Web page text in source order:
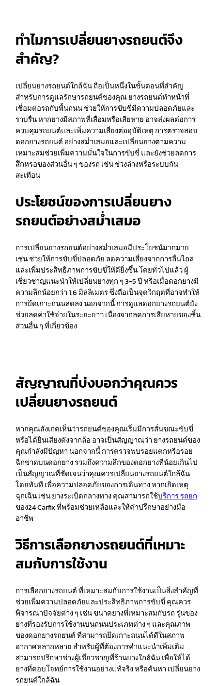
ทำไมการเปลี่ยนยางรถยนต์จึง
สำคัญ?
เปลี่ยนยางรถยนต์ใกล้ฉัน ถือเป็นหนึ่งในขั้นตอนที่สำคัญ
สำหรับการดูแลรักษารถยนต์ของคุณ ยางรถยนต์ทำหน้าที่
เชื่อมต่อรถกับพื้นถนน ช่วยให้การขับขี่มีความปลอดภัยและ
ราบรื่น หากยางมีสภาพที่เสื่อมหรือเสียหาย อาจส่งผลต่อการ
ควบคุมรถยนต์และเพิ่มความเสี่ยงต่ออุบัติเหตุ การตรวจสอบ
ดอกยางรถยนต์ อย่างสม่ำเสมอและเปลี่ยนยางตามความ
เหมาะสมช่วยเพิ่มความมั่นใจในการขับขี่ และยังช่วยลดการ
สึกหรอของส่วนอื่น ๆ ของรถ เช่น ช่วงล่างหรือระบบกัน
สะเทือน
ประโยชน์ของการเปลี่ยนยาง
รถยนต์อย่างสม่ำเสมอ
การเปลี่ยนยางรถยนต์อย่างสม่ำเสมอมีประโยชน์มากมาย
เช่น ช่วยให้การขับขี่ปลอดภัย ลดความเสี่ยงจากการลื่นไถล
และเพิ่มประสิทธิภาพการขับขี่ให้ดียิ่งขึ้น โดยทั่วไปแล้ว ผู้
เชี่ยวชาญแนะนำให้เปลี่ยนยางทุก ๆ 3-5 ปี หรือเมื่อดอกยางมี
ความลึกน้อยกว่า 1.6 มิลลิเมตร ซึ่งถือเป็นจุดวิกฤตที่อาจทำให้
การยึดเกาะถนนลดลง นอกจากนี้ การดูแลดอกยางรถยนต์ยัง
ช่วยลดค่าใช้จ่ายในระยะยาว เนื่องจากลดการเสียหายของชิ้น
ส่วนอื่น ๆ ที่เกี่ยวข้อง
สัญญาณที่บ่งบอกว่าคุณควร
เปลี่ยนยางรถยนต์
หากคุณสังเกตเห็นว่ารถยนต์ของคุณเริ่มมีการสั่นขณะขับขี่
หรือได้ยินเสียงดังจากล้อ อาจเป็นสัญญาณว่า ยางรถยนต์ของ
คุณกำลังมีปัญหา นอกจากนี้ การตรวจพบรอยแตกหรือรอย
ฉีกขาดบนดอกยาง รวมถึงความลึกของดอกยางที่น้อยเกินไป
เป็นสัญญาณที่ชัดเจนว่าคุณควรเปลี่ยนยางรถยนต์ใกล้ฉัน
โดยทันที เพื่อความปลอดภัยของการเดินทาง หากเกิดเหตุ
ฉุกเฉิน เช่น ยางระเบิดกลางทาง คุณสามารถใช้บริการ รถยก
ของ24 Carfix ที่พร้อมช่วยเหลือและให้คำปรึกษาอย่างมือ
อาชีพ
วิธีการเลือกยางรถยนต์ที่เหมาะ
สมกับการใช้งาน
การเลือกยางรถยนต์ ที่เหมาะสมกับการใช้งานเป็นสิ่งสำคัญที่
ช่วยเพิ่มความปลอดภัยและประสิทธิภาพการขับขี่ คุณควร
พิจารณาปัจจัยต่าง ๆ เช่น ขนาดยางที่เหมาะสมกับรถ รุ่นของ
ยางที่รองรับการใช้งานบนถนนประเภทต่าง ๆ และคุณภาพ
ของดอกยางรถยนต์ ที่สามารถยึดเกาะถนนได้ดีในสภาพ
อากาศหลากหลาย สำหรับผู้ที่ต้องการคำแนะนำเพิ่มเติม
สามารถปรึกษาช่างผู้เชี่ยวชาญที่ร้านยางใกล้ฉัน เพื่อให้ได้
ยางที่ตอบโจทย์การใช้งานอย่างแท้จริง หรือค้นหา เปลี่ยนยาง
รถยนต์ใกล้ฉัน